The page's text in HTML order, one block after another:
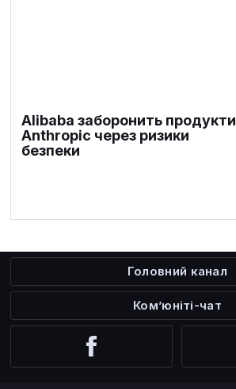
Alibaba заборонить продукти
Anthropic через ризики
безпеки
Головний канал
Ком’юніті-чат